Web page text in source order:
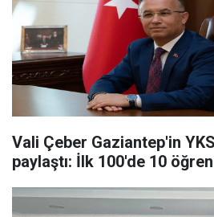
Vali Çeber Gaziantep'in YKS
paylaştı: İlk 100'de 10